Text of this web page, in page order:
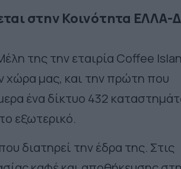
στην Κοινότητα ΕΛΛΑ-
της την εταιρία Coffee
χώρα μας, και την πρώτη που
ένα δίκτυο 432
εξωτερικό.
διατηρεί την έδρα της. Στις